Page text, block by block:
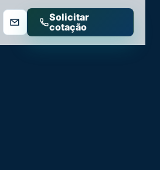
Solicitar
cotação